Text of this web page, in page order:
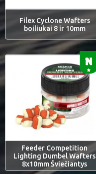
Filex Cyclone Wafters
boiliukai 8 ir 10mm
Feeder Competition
Lighting Dumbel Wafters
8x10mm Šviečiantys